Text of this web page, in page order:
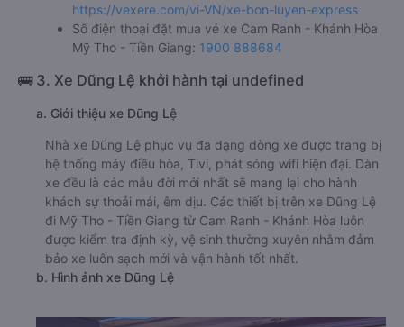
https://vexere.com/vi-VN/xe-bon-luyen-express
Số điện thoại đặt mua vé xe Cam Ranh - Khánh Hòa
Mỹ Tho - Tiền Giang: 1900 888684
🚌 3. Xe Dũng Lệ khởi hành tại undefined
a. Giới thiệu xe Dũng Lệ
Nhà xe Dũng Lệ phục vụ đa dạng dòng xe được trang bị
hệ thống máy điều hòa, Tivi, phát sóng wifi hiện đại. Dàn
xe đều là các mẫu đời mới nhất sẽ mang lại cho hành
khách sự thoải mái, êm dịu. Các thiết bị trên xe Dũng Lệ
đi Mỹ Tho - Tiền Giang từ Cam Ranh - Khánh Hòa luôn
được kiểm tra định kỳ, vệ sinh thường xuyên nhằm đảm
bảo xe luôn sạch mới và vận hành tốt nhất.
b. Hình ảnh xe Dũng Lệ